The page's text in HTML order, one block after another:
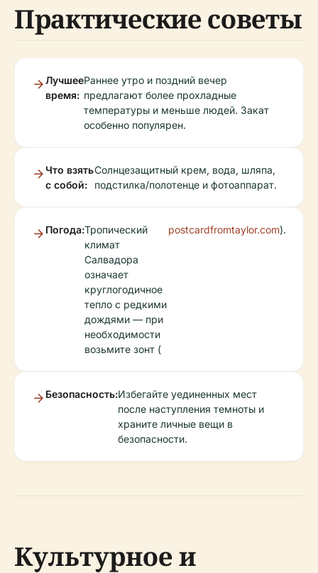
Практические советы
Лучшее
время:
Раннее утро и поздний вечер
предлагают более прохладные
температуры и меньше людей. Закат
особенно популярен.
Что взять
с собой:
Солнцезащитный крем, вода, шляпа,
подстилка/полотенце и фотоаппарат.
Погода:Тропический
климат
Салвадора
означает
круглогодичное
тепло с редкими
дождями — при
необходимости
возьмите зонт (
postcardfromtaylor.com).
Безопасность:Избегайте уединенных мест
после наступления темноты и
храните личные вещи в
безопасности.
Культурное и